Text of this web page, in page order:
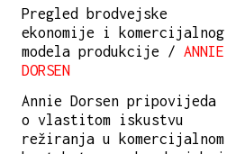
Pregled brodvejske
ekonomije i komercijalnog
modela produkcije / ANNIE
DORSEN
Annie Dorsen pripovijeda
o vlastitom iskustvu
režiranja u komercijalnom